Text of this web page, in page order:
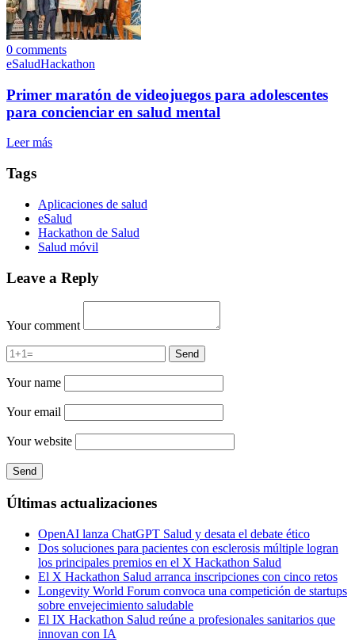
0 comments
eSaludHackathon
Primer maratón de videojuegos para adolescentes
para concienciar en salud mental
Leer más
Tags
Aplicaciones de salud
eSalud
Hackathon de Salud
Salud móvil
Leave a Reply
Your comment
Your name
Your email
Your website
Últimas actualizaciones
OpenAI lanza ChatGPT Salud y desata el debate ético
Dos soluciones para pacientes con esclerosis múltiple logran
los principales premios en el X Hackathon Salud
El X Hackathon Salud arranca inscripciones con cinco retos
Longevity World Forum convoca una competición de startups
sobre envejecimiento saludable
El IX Hackathon Salud reúne a profesionales sanitarios que
innovan con IA